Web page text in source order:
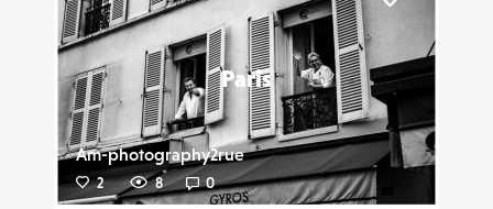
Paris
Am-photography2rue
2 8 0